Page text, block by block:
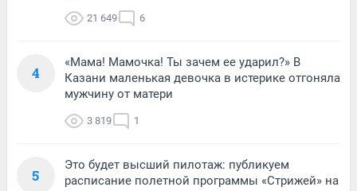
21 649 6
4
«Мама! Мамочка! Ты зачем ее ударил?» В
Казани маленькая девочка в истерике отгоняла
мужчину от матери
3 819 1
5
Это будет высший пилотаж: публикуем
расписание полетной программы «Стрижей» на